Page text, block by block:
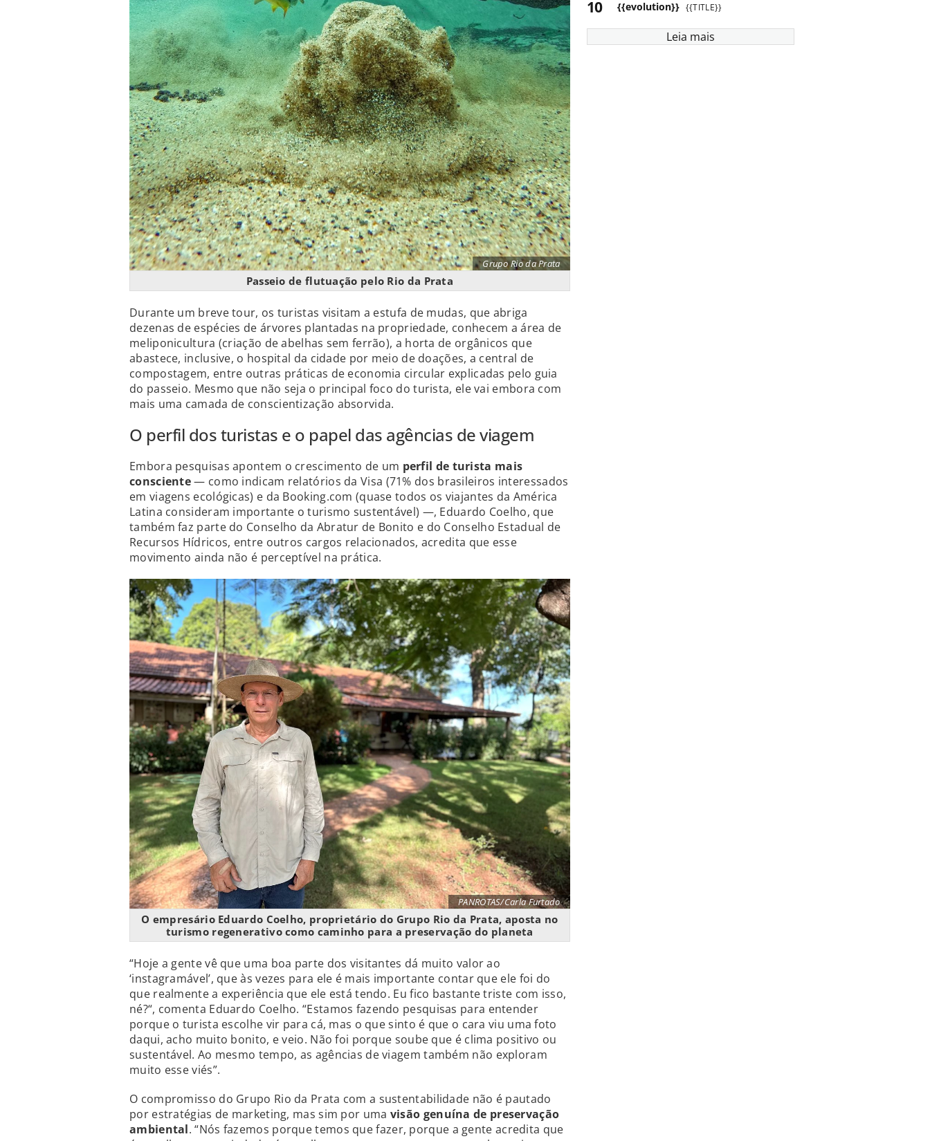
Grupo Rio da Prata
Passeio de flutuação pelo Rio da Prata
Durante um breve tour, os turistas visitam a estufa de mudas, que abriga
dezenas de espécies de árvores plantadas na propriedade, conhecem a área de
meliponicultura (criação de abelhas sem ferrão), a horta de orgânicos que
abastece, inclusive, o hospital da cidade por meio de doações, a central de
compostagem, entre outras práticas de economia circular explicadas pelo guia
do passeio. Mesmo que não seja o principal foco do turista, ele vai embora com
mais uma camada de conscientização absorvida.
O perfil dos turistas e o papel das agências de viagem
Embora pesquisas apontem o crescimento de um perfil de turista mais
consciente— como indicam relatórios da Visa (71% dos brasileiros interessados
em viagens ecológicas) e da Booking.com (quase todos os viajantes da América
Latina consideram importante o turismo sustentável) —, Eduardo Coelho, que
também faz parte do Conselho da Abratur de Bonito e do Conselho Estadual de
Recursos Hídricos, entre outros cargos relacionados, acredita que esse
movimento ainda não é perceptível na prática.
PANROTAS/Carla Furtado
O empresário Eduardo Coelho, proprietário do Grupo Rio da Prata, aposta no
turismo regenerativo como caminho para a preservação do planeta
“Hoje a gente vê que uma boa parte dos visitantes dá muito valor ao
‘instagramável’, que às vezes para ele é mais importante contar que ele foi do
que realmente a experiência que ele está tendo. Eu fico bastante triste com isso,
né?“, comenta Eduardo Coelho. “Estamos fazendo pesquisas para entender
porque o turista escolhe vir para cá, mas o que sinto é que o cara viu uma foto
daqui, acho muito bonito, e veio. Não foi porque soube que é clima positivo ou
sustentável. Ao mesmo tempo, as agências de viagem também não exploram
muito esse viés”.
O compromisso do Grupo Rio da Prata com a sustentabilidade não é pautado
por estratégias de marketing, mas sim por uma visão genuína de preservação
ambiental. “Nós fazemos porque temos que fazer, porque a gente acredita que
{{evolution}} {{TITLE}}
Leia mais